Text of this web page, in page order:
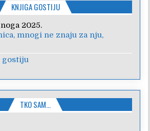
KNJIGA GOSTIJU
2025.
mnogi ne znaju za nju,
gostiju
TKO SAM…